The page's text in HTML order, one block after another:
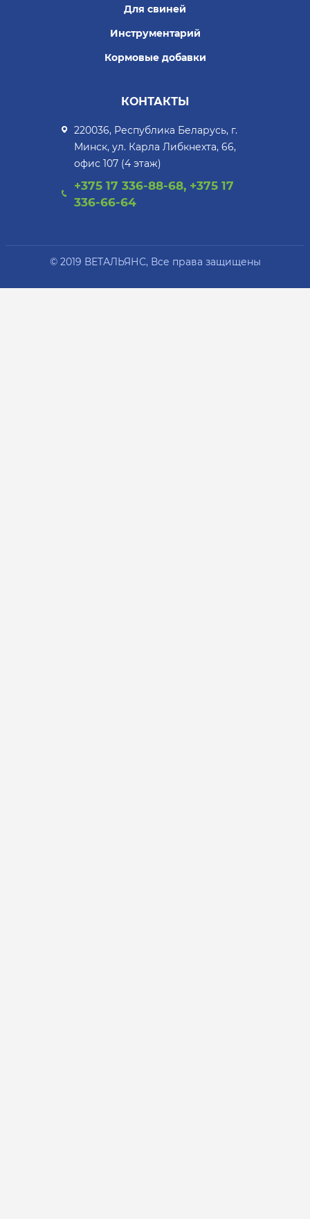
Для свиней
Инструментарий
Кормовые добавки
КОНТАКТЫ
220036, Республика Беларусь, г.
Минск, ул. Карла Либкнехта, 66,
офис 107 (4 этаж)
+375 17 336-88-68, +375 17
336-66-64
© 2019 ВЕТАЛЬЯНС, Все права защищены